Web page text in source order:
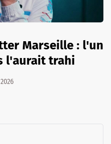
Marseille : l'un
l'aurait trahi